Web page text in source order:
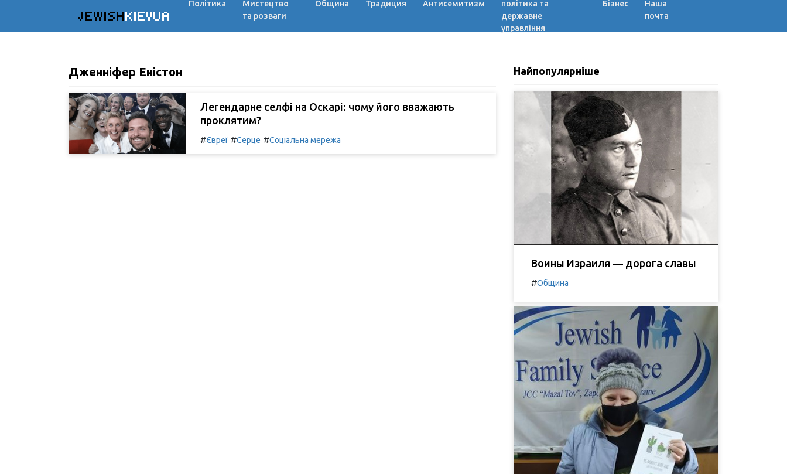
JEWISHKIEVUA
Політика
Мистецтво
та розваги
Община Традиция Антисемитизм
політика та
державне
управління
Бізнес
Наша
почта
Дженніфер Еністон
Легендарне селфі на Оскарі: чому його вважають
проклятим?
#Євреї #Серце #Соціальна мережа
Найпопулярніше
Воины Израиля — дорога славы
#Община